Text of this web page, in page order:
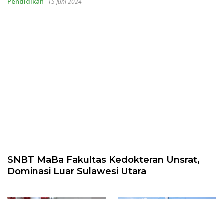
15 Juni 2024
SNBT MaBa Fakultas Kedokteran Unsrat,
Dominasi Luar Sulawesi Utara